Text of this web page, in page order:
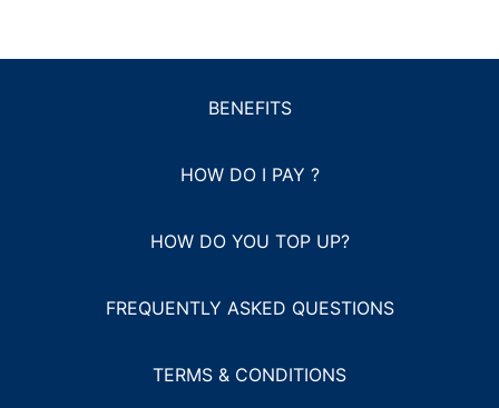
BENEFITS
HOW DO I PAY ?
HOW DO YOU TOP UP?
FREQUENTLY ASKED QUESTIONS
TERMS & CONDITIONS